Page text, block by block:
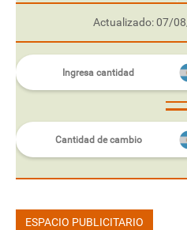
Actualizado: 07/
ESPACIO PUBLICITARIO